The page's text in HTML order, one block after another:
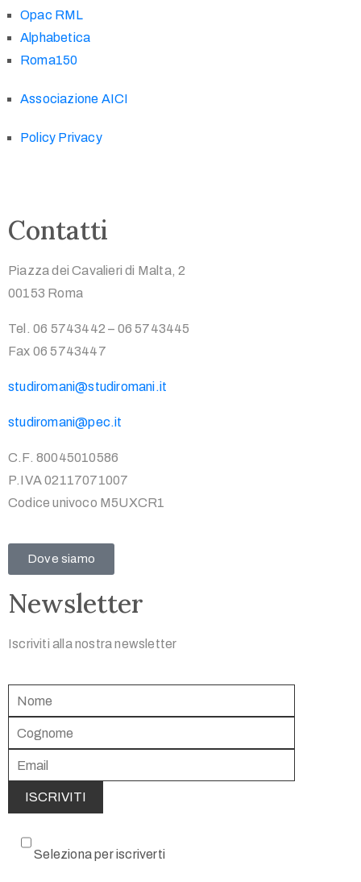
Opac RML
Alphabetica
Roma150
Associazione AICI
Policy Privacy
Contatti
Piazza dei Cavalieri di Malta, 2
00153 Roma
Tel. 06 5743442 – 06 5743445
Fax 06 5743447
studiromani@studiromani.it
studiromani@pec.it
C.F. 80045010586
P.IVA 02117071007
Codice univoco M5UXCR1
Dove siamo
Newsletter
Iscriviti alla nostra newsletter
Seleziona per iscriverti